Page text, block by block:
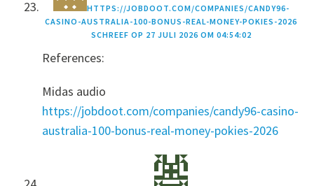
HTTPS://JOBDOOT.COM/COMPANIES/CANDY96-
CASINO-AUSTRALIA-100-BONUS-REAL-MONEY-POKIES-2026
SCHREEF OP 27 JULI 2026 OM 04:54:02
References:
Midas audio
https://jobdoot.com/companies/candy96-casino-
australia-100-bonus-real-money-pokies-2026